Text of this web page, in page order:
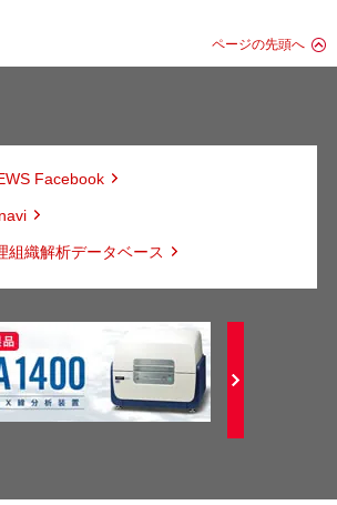
ページの先頭へ
Facebook
組織解析データベース